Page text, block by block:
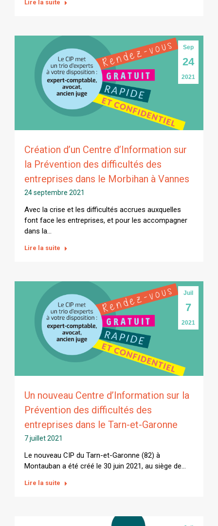
Lire la suite
Sep
24
2021
Création d’un Centre d’Information sur
la Prévention des difficultés des
entreprises dans le Morbihan à Vannes
24 septembre 2021
Avec la crise et les difficultés accrues auxquelles
font face les entreprises, et pour les accompagner
dans la…
Lire la suite
Juil
7
2021
Un nouveau Centre d’Information sur la
Prévention des difficultés des
entreprises dans le Tarn-et-Garonne
7 juillet 2021
Le nouveau CIP du Tarn-et-Garonne (82) à
Montauban a été créé le 30 juin 2021, au siège de…
Lire la suite